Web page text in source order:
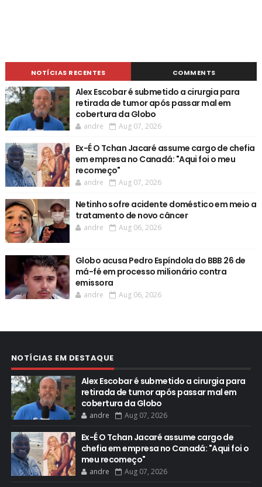
NOTÍCIAS RECENTES COMMENTS
Alex Escobar é submetido a cirurgia para
retirada de tumor após passar mal em
cobertura da Globo
andre Aug 07, 2026
Ex-É O Tchan Jacaré assume cargo de chefia
em empresa no Canadá: "Aqui foi o meu
recomeço"
andre Aug 07, 2026
Netinho sofre acidente doméstico em meio a
tratamento de novo câncer
andre Aug 06, 2026
Globo acusa Pedro Espíndola do BBB 26 de
má-fé em processo milionário contra
emissora
andre Aug 06, 2026
NOTÍCIAS EM DESTAQUE
Alex Escobar é submetido a cirurgia para
retirada de tumor após passar mal em
cobertura da Globo
andre Aug 07, 2026
Ex-É O Tchan Jacaré assume cargo de
chefia em empresa no Canadá: "Aqui foi o
meu recomeço"
andre Aug 07, 2026